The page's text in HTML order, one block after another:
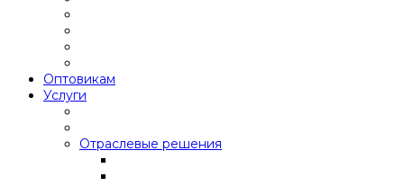
Оптовикам
Услуги
Отраслевые решения